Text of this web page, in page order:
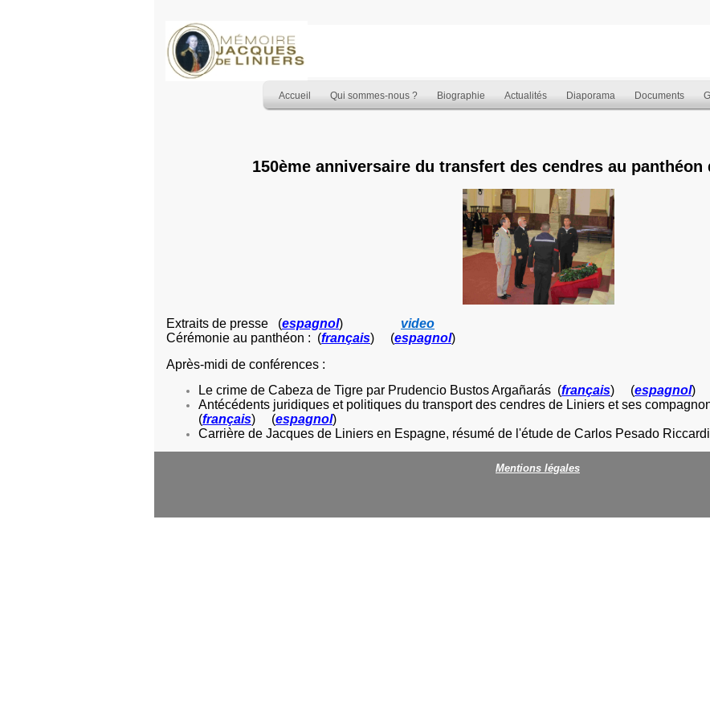
150ème anniversaire du transfert des cendres au panthéon
Extraits de presse (espagnol)
video
Cérémonie au panthéon : (français) (espagnol)
Après-midi de conférences :
Le crime de Cabeza de Tigre par Prudencio Bustos Argañarás (français) (espagnol)
Antécédents juridiques et politiques du transport des cendres de Liniers et ses
(français) (espagnol)
Carrière de Jacques de Liniers en Espagne, résumé de l'étude de Carlos Pesado Riccardi
Accueil Qui sommes-nous ? Biographie Actualités Diaporama Documents
Mentions légales